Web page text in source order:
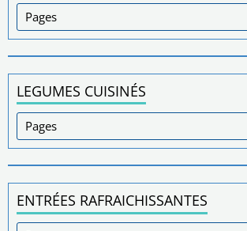
LEGUMES CUISINÉS
ENTRÉES RAFRAICHISSANTES